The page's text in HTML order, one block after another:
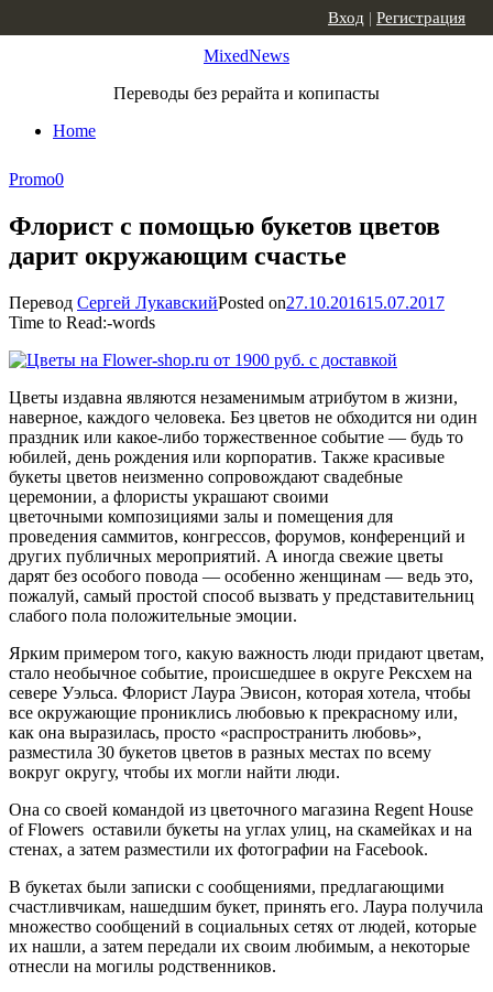
MixedNews
Переводы без рерайта и копипасты
Home
Вход | Регистрация
Promo0
Флорист с помощью букетов цветов
дарит окружающим счастье
Перевод Сергей ЛукавскийPosted on27.10.201615.07.2017
Time to Read:-words
Цветы издавна являются незаменимым атрибутом в жизни,
наверное, каждого человека. Без цветов не обходится ни один
праздник или какое-либо торжественное событие — будь то
юбилей, день рождения или корпоратив. Также красивые
букеты цветов неизменно сопровождают свадебные
церемонии, а флористы украшают своими
цветочными композициями залы и помещения для
проведения саммитов, конгрессов, форумов, конференций и
других публичных мероприятий. А иногда свежие цветы
дарят без особого повода — особенно женщинам — ведь это,
пожалуй, самый простой способ вызвать у представительниц
слабого пола положительные эмоции.
Ярким примером того, какую важность люди придают цветам,
стало необычное событие, происшедшее в округе Рексхем на
севере Уэльса. Флорист Лаура Эвисон, которая хотела, чтобы
все окружающие прониклись любовью к прекрасному или,
как она выразилась, просто «распространить любовь»,
разместила 30 букетов цветов в разных местах по всему
вокруг округу, чтобы их могли найти люди.
Она со своей командой из цветочного магазина Regent House
of Flowers оставили букеты на углах улиц, на скамейках и на
стенах, а затем разместили их фотографии на Facebook.
В букетах были записки с сообщениями, предлагающими
счастливчикам, нашедшим букет, принять его. Лаура получила
множество сообщений в социальных сетях от людей, которые
их нашли, а затем передали их своим любимым, а некоторые
отнесли на могилы родственников.